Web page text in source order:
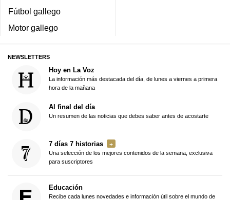
Fútbol gallego
Motor gallego
NEWSLETTERS
Hoy en La Voz
La información más destacada del día, de lunes a viernes a primera
hora de la mañana
Al final del día
Un resumen de las noticias que debes saber antes de acostarte
7 días 7 historias
Una selección de los mejores contenidos de la semana, exclusiva
para suscriptores
Educación
Recibe cada lunes novedades e información útil sobre el mundo de